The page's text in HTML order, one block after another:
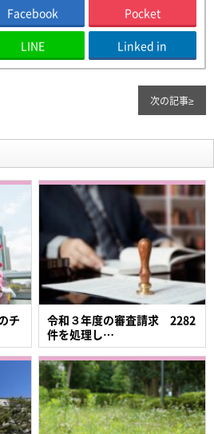
Facebook Pocket
LINE Linked in
次の記事≥
令和３年度の審査請求 2282
件を処理し…
チ